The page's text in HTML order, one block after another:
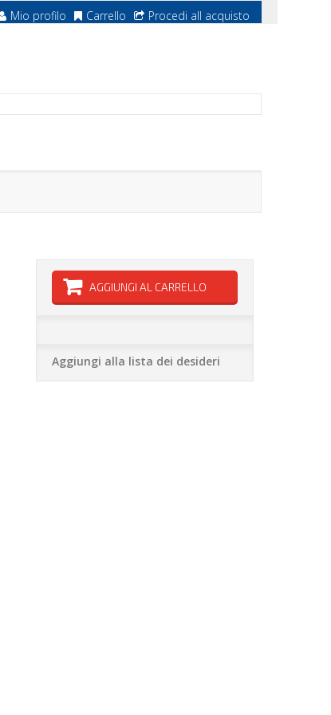
Mio profilo Carrello Procedi all acquisto
AGGIUNGI AL CARRELLO
Aggiungi alla lista dei desideri